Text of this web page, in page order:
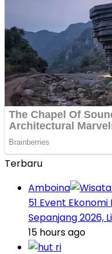
Terbaru
Amboina
51 Event
Sepanjang 2026,
15 hours ago